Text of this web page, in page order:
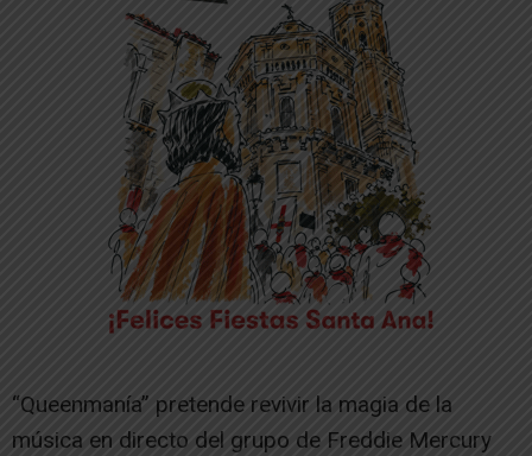
“Queenmanía” pretende revivir la magia de la
música en directo del grupo de Freddie Mercury